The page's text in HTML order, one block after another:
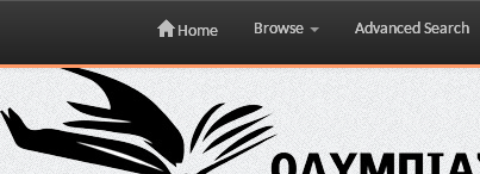
Skip
navigation
Home Browse Advanced Search